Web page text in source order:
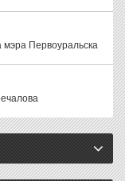
мэра Первоуральска